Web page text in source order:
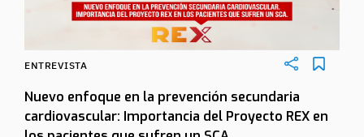
ENTREVISTA
Nuevo enfoque en la prevención secundaria
cardiovascular: Importancia del Proyecto REX en